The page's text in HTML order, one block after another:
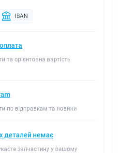
IBAN
та орієнтовна вартість
по відправкам та новини
деталей немає
запчастину у вашому